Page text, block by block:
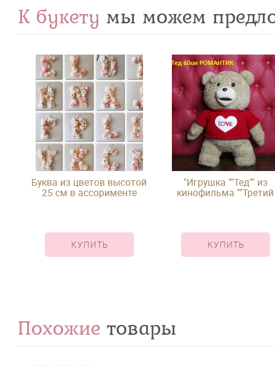
К букету мы можем
Буква из цветов высотой
25 см в ассорименте
КУПИТЬ
"Игрушка ""Тед"" из
кинофильма ""Третий
КУПИТЬ
Похожие товары